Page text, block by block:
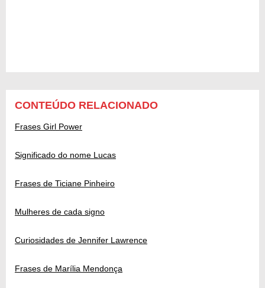
CONTEÚDO RELACIONADO
Frases Girl Power
Significado do nome Lucas
Frases de Ticiane Pinheiro
Mulheres de cada signo
Curiosidades de Jennifer Lawrence
Frases de Marília Mendonça